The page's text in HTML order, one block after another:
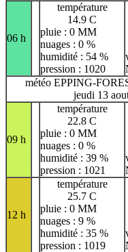
06 h
température
14.9 C
pluie : 0 MM
nuages : 0 %
humidité : 54 %
pression : 1020
météo EPPING-
jeudi 13
09 h
température
22.8 C
pluie : 0 MM
nuages : 0 %
humidité : 39 %
pression : 1021
12 h
température
25.7 C
pluie : 0 MM
nuages : 9 %
humidité : 35 %
pression : 1019